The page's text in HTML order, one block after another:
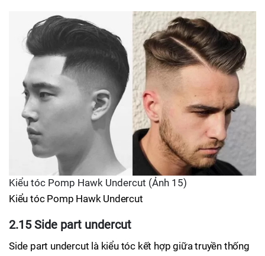
Kiểu tóc Pomp Hawk Undercut (Ảnh 15)
Kiểu tóc Pomp Hawk Undercut
2.15 Side part undercut
Side part undercut là kiểu tóc kết hợp giữa truyền thống